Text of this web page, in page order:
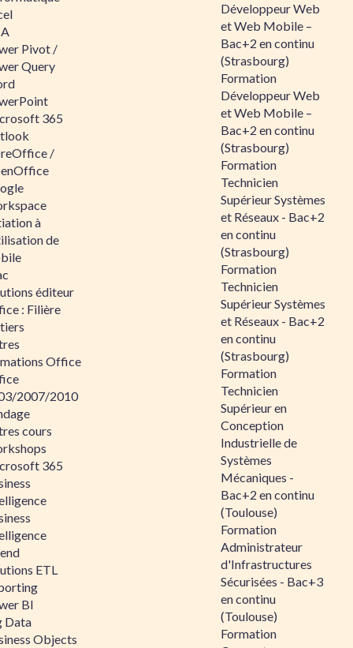
Pivot /
Query
365
/
à
de
éditeur
: Filière
Office
2007/2010
cours
365
ETL
BI
Data
Objects
Développeur Web
et Web Mobile –
Bac+2 en continu
(Strasbourg)
Formation
Développeur Web
et Web Mobile –
Bac+2 en continu
(Strasbourg)
Formation
Technicien
Supérieur Systèmes
et Réseaux - Bac+2
en continu
(Strasbourg)
Formation
Technicien
Supérieur Systèmes
et Réseaux - Bac+2
en continu
(Strasbourg)
Formation
Technicien
Supérieur en
Conception
Industrielle de
Systèmes
Mécaniques -
Bac+2 en continu
(Toulouse)
Formation
Administrateur
d'Infrastructures
Sécurisées - Bac+3
en continu
(Toulouse)
Formation